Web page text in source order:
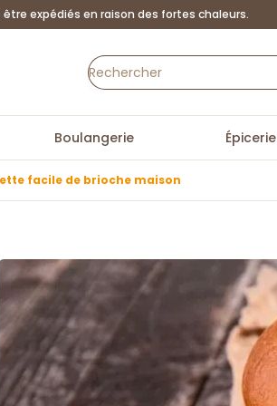
expédiés en raison des fortes chaleurs.
Boulangerie Épicerie
facile de brioche maison